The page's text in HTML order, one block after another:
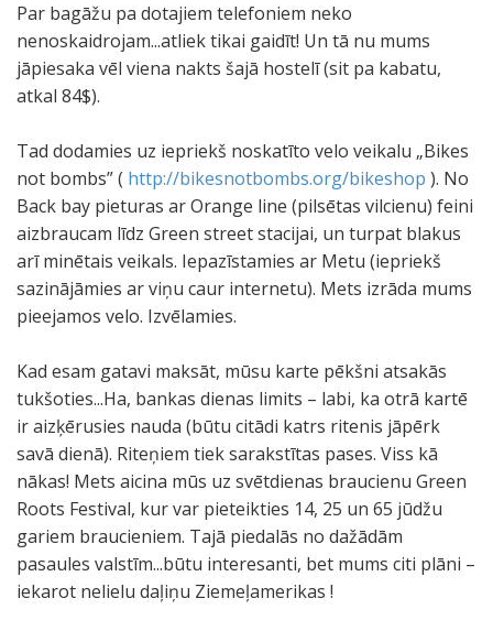
Par bagāžu pa dotajiem telefoniem neko
nenoskaidrojam...atliek tikai gaidīt! Un tā nu mums
jāpiesaka vēl viena nakts šajā hostelī (sit pa kabatu,
atkal 84$).
Tad dodamies uz iepriekš noskatīto velo veikalu „Bikes
not bombs” ( http://bikesnotbombs.org/bikeshop ). No
Back bay pieturas ar Orange line (pilsētas vilcienu) feini
aizbraucam līdz Green street stacijai, un turpat blakus
arī minētais veikals. Iepazīstamies ar Metu (iepriekš
sazinājāmies ar viņu caur internetu). Mets izrāda mums
pieejamos velo. Izvēlamies.
Kad esam gatavi maksāt, mūsu karte pēkšni atsakās
tukšoties...Ha, bankas dienas limits – labi, ka otrā kartē
ir aizķērusies nauda (būtu citādi katrs ritenis jāpērk
savā dienā). Riteņiem tiek sarakstītas pases. Viss kā
nākas! Mets aicina mūs uz svētdienas braucienu Green
Roots Festival, kur var pieteikties 14, 25 un 65 jūdžu
gariem braucieniem. Tajā piedalās no dažādām
pasaules valstīm...būtu interesanti, bet mums citi plāni –
iekarot nelielu daļiņu Ziemeļamerikas !